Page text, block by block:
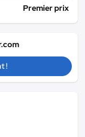
Premier prix
!